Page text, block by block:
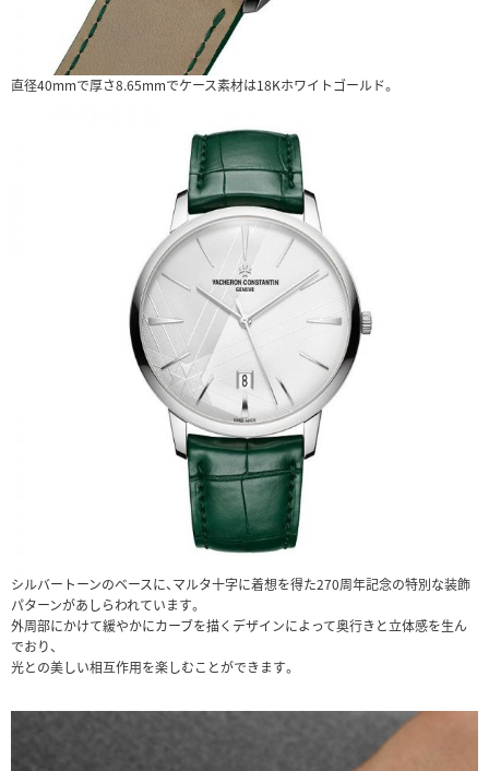
直径40mmで厚さ8.65mmでケース素材は18Kホワイトゴールド。
シルバートーンのベースに、マルタ十字に着想を得た270周年記念の特別な装飾
パターンがあしらわれています。
外周部にかけて緩やかにカーブを描くデザインによって奥行きと立体感を生ん
でおり、
光との美しい相互作用を楽しむことができます。